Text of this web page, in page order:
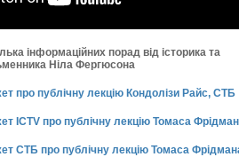
інформаційних порад від історика та
Ніла Фергюсона
про публічну лекцію Кондолізи Райс, СТБ
ICTV про публічну лекцію Томаса
СТБ про публічну лекцію Томаса